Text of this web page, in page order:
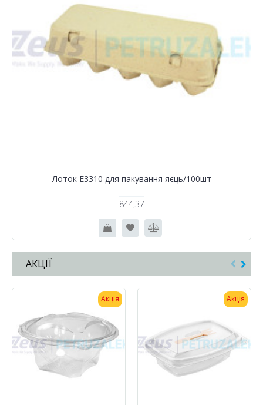
Лоток Е3310 для пакування яєць/100шт
844,37
АКЦІЇ
Акція Акція